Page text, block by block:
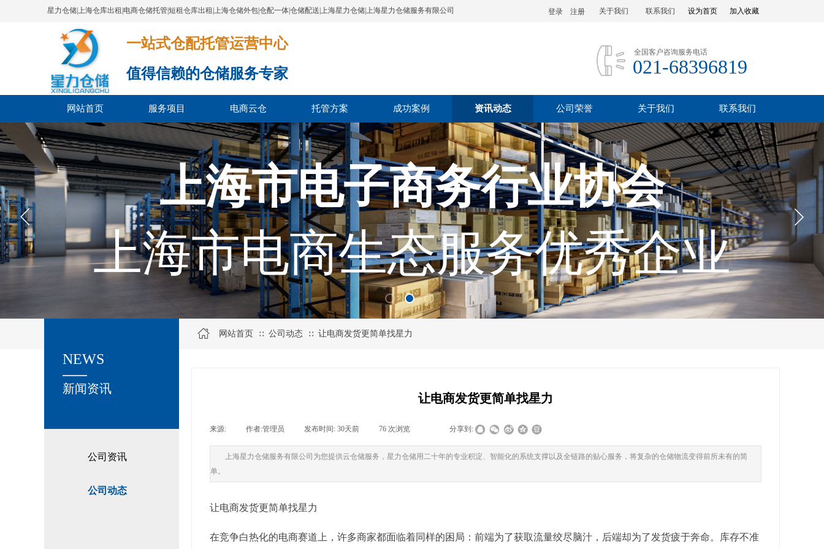
星力仓储|上海仓库出租|电商仓储托管|短租仓库出租|上海仓储外包|仓配一体|仓储配送|上海星力仓储|上海星力仓储服务有限公司 设为首页 加入收藏
登录 注册 联系我们
关于我们
一站式仓配托管运营中心​​​​​​​​​​​​​​​​​
值得信赖的仓储服务专家
全国客户咨询服务电话
021-68396819
网站首页 服务项目 电商云仓 托管方案 成功案例 资讯动态 公司荣誉 关于我们 联系我们
上海市电子商务行业协会
上海市电商生态服务优秀企业
公司资讯
公司动态
关于我们
新闻资讯
NEWS
网站首页 ∷ 公司动态 ∷ 让电商发货更简单找星力
让电商发货更简单找星力
来源: 作者:管理员 发布时间: 30天前 76 次浏览 分享到:
上海星力仓储服务有限公司为您提供云仓储服务，星力仓储用二十年的专业积淀、智能化的系统支撑以及全链路的贴心服务，将复杂的仓储物流变得前所未有的简
单。
让电商发货更简单找星力
在竞争白热化的电商赛道上，许多商家都面临着同样的困局：前端为了获取流量绞尽脑汁，后端却为了发货疲于奔命。库存不准